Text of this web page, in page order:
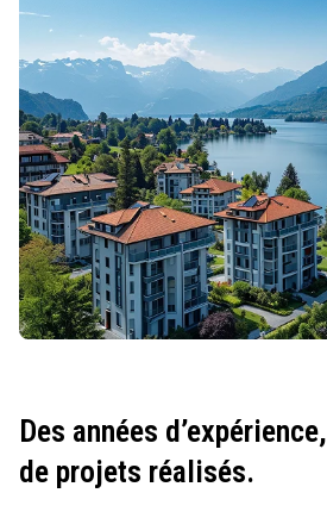
Des années d’expérience,
de projets réalisés.